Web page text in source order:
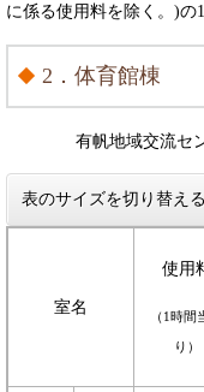
に係る使用料を除く。)の
2．体育館棟
有帆地域交流セ
表のサイズを切り替える
室名
使用
（1時間
り）